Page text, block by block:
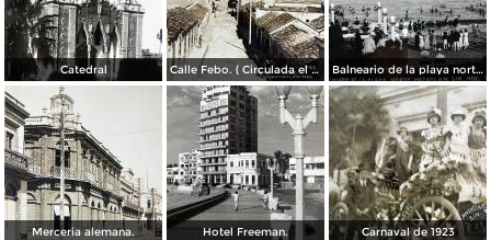
Catedral Calle Febo. ( Circulada el 22 de Septiembre de 1934 ). Balneario de la playa norte.
Merceria alemana. Hotel Freeman. Carnaval de 1923